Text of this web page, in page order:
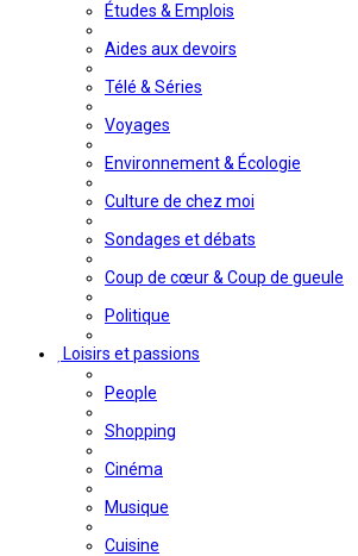
Études & Emplois
Aides aux devoirs
Télé & Séries
Voyages
Environnement & Écologie
Culture de chez moi
Sondages et débats
Coup de cœur & Coup de gueule
Politique
Loisirs et passions
People
Shopping
Cinéma
Musique
Cuisine